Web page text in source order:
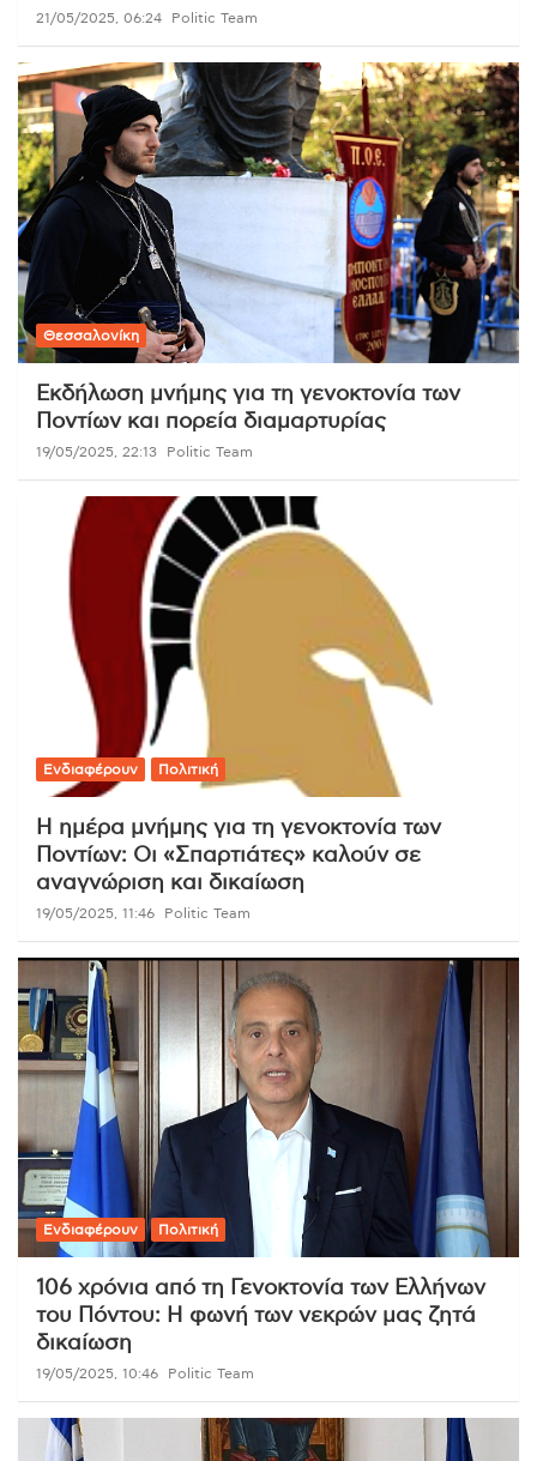
21/05/2025, 06:24 Politic Team
Θεσσαλονίκη
Εκδήλωση μνήμης για τη γενοκτονία των
Ποντίων και πορεία διαμαρτυρίας
19/05/2025, 22:13 Politic Team
Ενδιαφέρουν Πολιτική
Η ημέρα μνήμης για τη γενοκτονία των
Ποντίων: Οι «Σπαρτιάτες» καλούν σε
αναγνώριση και δικαίωση
19/05/2025, 11:46 Politic Team
Ενδιαφέρουν Πολιτική
106 χρόνια από τη Γενοκτονία των Ελλήνων
του Πόντου: Η φωνή των νεκρών μας ζητά
δικαίωση
19/05/2025, 10:46 Politic Team